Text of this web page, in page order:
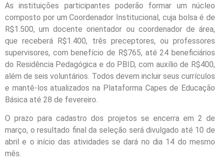
As instituições participantes poderão formar um núcleo
composto por um Coordenador Institucional, cuja bolsa é de
R$1.500, um docente orientador ou coordenador de área,
que receberá R$1.400, três preceptores, ou professores
supervisores, com benefício de R$765, até 24 beneficiários
do Residência Pedagógica e do PBID, com auxílio de R$400,
além de seis voluntários. Todos devem incluir seus currículos
e mantê-los atualizados na Plataforma Capes de Educação
Básica até 28 de fevereiro.
O prazo para cadastro dos projetos se encerra em 2 de
março, o resultado final da seleção será divulgado até 10 de
abril e o início das atividades se dará no dia 14 do mesmo
mês.